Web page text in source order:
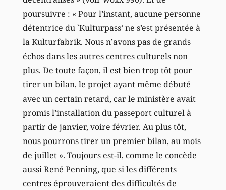
poursuivre : « Pour l’instant, aucune personne
détentrice du `Kulturpass‘ ne s’est présentée à
la Kulturfabrik. Nous n’avons pas de grands
échos dans les autres centres culturels non
plus. De toute façon, il est bien trop tôt pour
tirer un bilan, le projet ayant même débuté
avec un certain retard, car le ministère avait
promis l’installation du passeport culturel à
partir de janvier, voire février. Au plus tôt,
nous pourrons tirer un premier bilan, au mois
de juillet ». Toujours est-il, comme le concède
aussi René Penning, que si les différents
centres éprouveraient des difficultés de